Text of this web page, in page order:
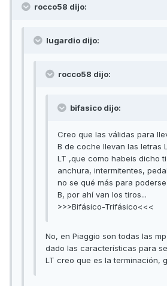
rocco58 dijo:
lugardio dijo:
rocco58 dijo:
bifasico dijo:
Creo que las válidas para
B de coche llevan las letras
LT ,que como habeis dicho
anchura, intermitentes,
no se qué más para
B, por ahí van los tiros...
>>>Bifásico-Trifásico<<<
No, en Piaggio son todas las
dado las características para
LT creo que es la terminación,